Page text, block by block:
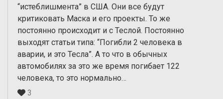
“истеблишмента” в США. Они все будут
критиковать Маска и его проекты. То же
постоянно происходит и с Теслой. Постоянно
выходят статьи типа: “Погибли 2 человека в
аварии, и это Тесла”. А то что в обычных
автомобилях за это же время погибает 122
человека, то это нормально…
3